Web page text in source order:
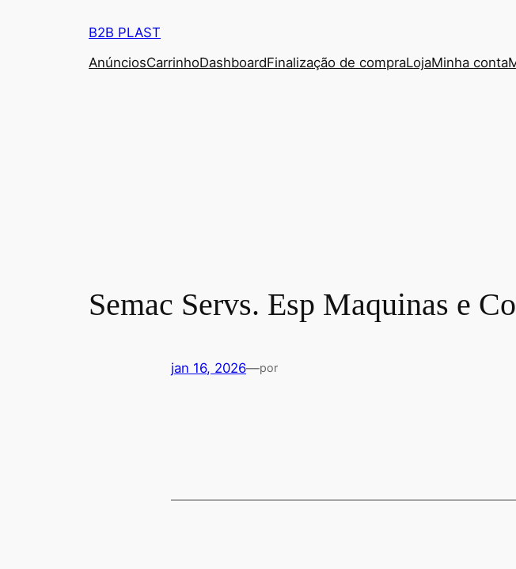
B2B PLAST
AnúnciosCarrinhoDashboardFinalização de compraLojaMinha conta
Semac Servs. Esp Maquinas e
jan 16, 2026—por